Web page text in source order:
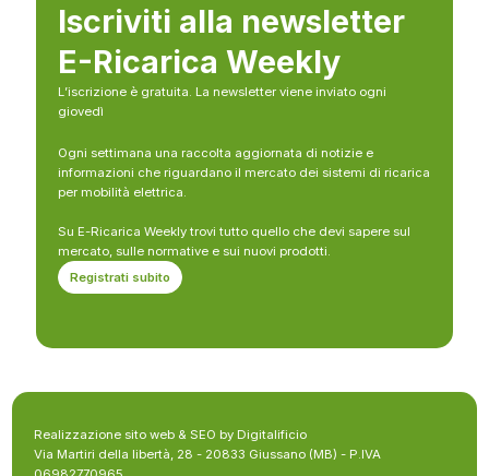
Iscriviti alla newsletter
E-Ricarica Weekly
L’iscrizione è gratuita. La newsletter viene inviato ogni
giovedì
Ogni settimana una raccolta aggiornata di notizie e
informazioni che riguardano il mercato dei sistemi di ricarica
per mobilità elettrica.
Su E-Ricarica Weekly trovi tutto quello che devi sapere sul
mercato, sulle normative e sui nuovi prodotti.
Registrati subito
Realizzazione sito web & SEO by Digitalificio
Via Martiri della libertà, 28 - 20833 Giussano (MB) - P.IVA